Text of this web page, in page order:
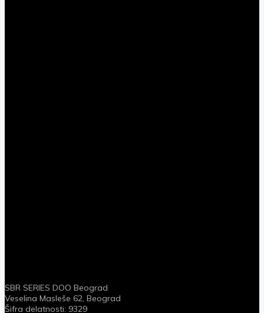
SBR SERIES DOO Beograd
Veselina Masleše 62, Beograd
Šifra delatnosti: 9329